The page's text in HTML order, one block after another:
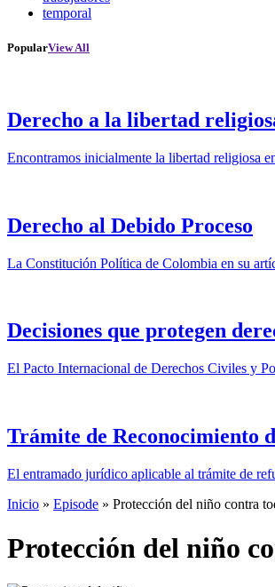
temporal
PopularView All
Derecho a la libertad
Encontramos inicialmente la libertad religiosa
Derecho al Debido Proceso
La Constitución Política de Colombia en su
Decisiones que protegen
El Pacto Internacional de Derechos Civiles y
Trámite de Reconocimiento
El entramado jurídico aplicable al trámite de
Inicio » Episode » Protección del niño contra
Protección del niño